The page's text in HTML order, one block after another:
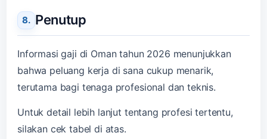
Penutup
Informasi gaji di Oman tahun 2026 menunjukkan
bahwa peluang kerja di sana cukup menarik,
terutama bagi tenaga profesional dan teknis.
Untuk detail lebih lanjut tentang profesi tertentu,
silakan cek tabel di atas.